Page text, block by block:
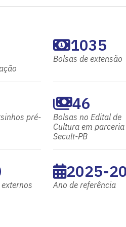
1035
Bolsas de extensão
pré-
46
Bolsas no Edital de
Cultura em
Secult-PB
2025-
Ano de referência